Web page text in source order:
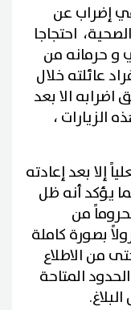
إضراب عن
احتجاجا
و حرمانه من
عائلته خلال
الا بعد
الزيارات ،
إلا بعد إعادته
يؤكد أنه ظل
من
بصورة كاملة
من الاطلاع
المتاحة